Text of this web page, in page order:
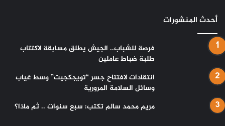
أحدث المنشورات
فرصة للشباب.. الجيش يطلق مسابقة لاكتتاب
طلبة ضباط عاملين
انتقادات لافتتاح جسر “تويجكجيت” وسط غياب
وسائل السلامة المرورية
مريم محمد سالم تكتب: سبع سنوات .. ثم ماذا؟